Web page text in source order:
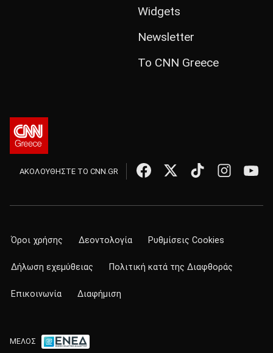
Widgets
Newsletter
Το CNN Greece
ΑΚΟΛΟΥΘΗΣΤΕ ΤΟ CNN.GR
Όροι χρήσης Δεοντολογία Ρυθμίσεις Cookies
Δήλωση εχεμύθειας Πολιτική κατά της Διαφθοράς
Επικοινωνία Διαφήμιση
ΜΕΛΟΣ